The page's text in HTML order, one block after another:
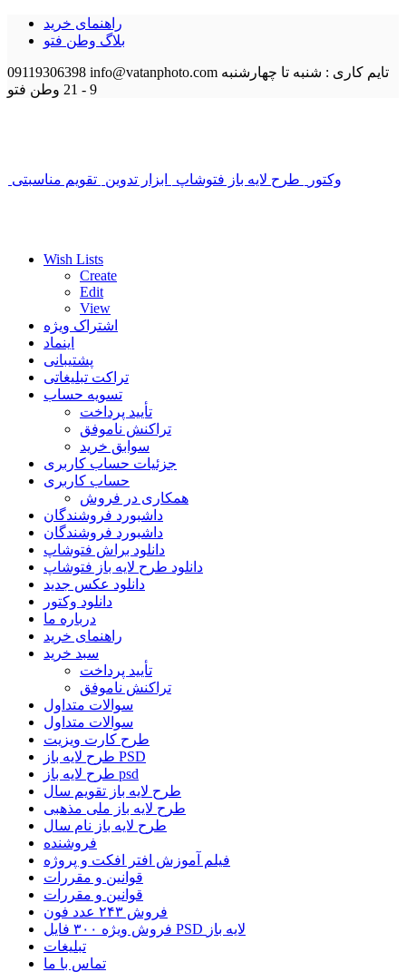
راهنمای خرید
بلاگ وطن فتو
09119306398 info@vatanphoto.com تایم کاری : شنبه تا چهارشنبه
9 - 21
وطن فتو
وکتور طرح لایه باز فتوشاپ ابزار تدوین تقویم مناسبتی
Wish Lists
Create
Edit
View
اشتراک ویژه
اینماد
پشتیبانی
تراکت تبلیغاتی
تسویه حساب
تأیید پرداخت
تراکنش ناموفق
سوابق خرید
جزئیات حساب کاربری
حساب کاربری
همکاری در فروش
داشبورد فروشندگان
داشبورد فروشندگان
دانلود براش فتوشاپ
دانلود طرح لایه باز فتوشاپ
دانلود عکس جدید
دانلود وکتور
درباره ما
راهنمای خرید
سبد خرید
تأیید پرداخت
تراکنش ناموفق
سوالات متداول
سوالات متداول
طرح کارت ویزیت
طرح لایه باز PSD
طرح لایه باز psd
طرح لایه باز تقویم سال
طرح لایه باز ملی مذهبی
طرح لایه باز نام سال
فروشنده
فیلم آموزش افتر افکت و پروژه
قوانین و مقررات
قوانین و مقررات
فروش ۲۴۳ عدد فون
فروش ویژه ۳۰۰ فایل PSD لایه باز
تبلیغات
تماس با ما